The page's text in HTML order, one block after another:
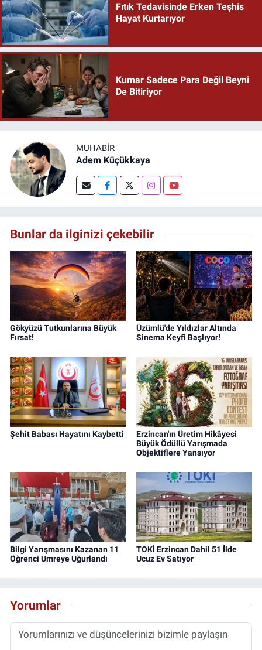
Fıtık Tedavisinde Erken Teşhis
Hayat Kurtarıyor
Kumar Sadece Para Değil Beyni
De Bitiriyor
MUHABIR
Adem Küçükkaya
Bunlar da ilginizi çekebilir
Gökyüzü Tutkunlarına Büyük
Fırsat!
Üzümlü'de Yıldızlar Altında
Sinema Keyfi Başlıyor!
Şehit Babası Hayatını Kaybetti
Erzincan'ın Üretim Hikâyesi
Büyük Ödüllü Yarışmada
Objektiflere Yansıyor
Bilgi Yarışmasını Kazanan 11
Öğrenci Umreye Uğurlandı
TOKİ Erzincan Dahil 51 İlde
Ucuz Ev Satıyor
Yorumlar